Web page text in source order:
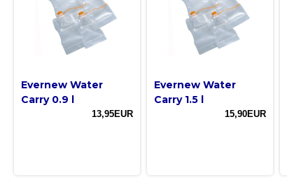
Evernew Water
Carry 0.9 l
13,95EUR
Evernew Water
Carry 1.5 l
15,90EUR